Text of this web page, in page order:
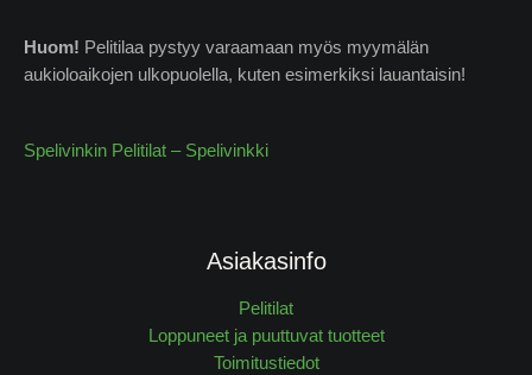
Huom! Pelitilaa pystyy varaamaan myös myymälän
aukioloaikojen ulkopuolella, kuten esimerkiksi lauantaisin!
Spelivinkin Pelitilat – Spelivinkki
Asiakasinfo
Pelitilat
Loppuneet ja puuttuvat tuotteet
Toimitustiedot